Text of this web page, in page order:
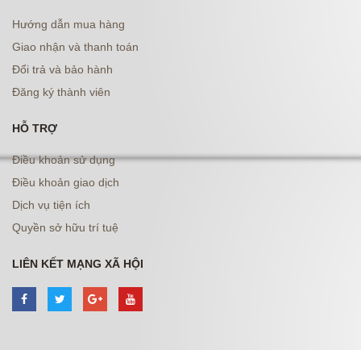
Hướng dẫn mua hàng
Giao nhận và thanh toán
Đổi trả và bảo hành
Đăng ký thành viên
HỖ TRỢ
Điều khoản sử dụng
Điều khoản giao dịch
Dịch vụ tiện ích
Quyền sở hữu trí tuệ
LIÊN KẾT MẠNG XÃ HỘI